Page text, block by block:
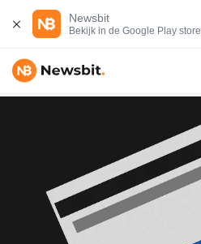
Newsbit
Bekijk in de Google Play store